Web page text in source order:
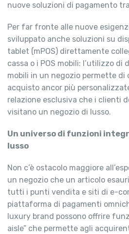
nuove soluzioni di pagamento
Per far fronte alle nuove
sviluppato anche soluzioni su
tablet (mPOS) direttamente
cassa o i POS mobili: l’utilizzo
mobili in un negozio permette di
acquisto ancor più
relazione esclusiva che i clienti
visitano un negozio di lusso.
Un universo di funzioni
lusso
Non c’è ostacolo maggiore
un negozio che un articolo
tutti i punti vendita e siti di e-
piattaforma di pagamenti
luxury brand possono offrire
aisle” che permette agli